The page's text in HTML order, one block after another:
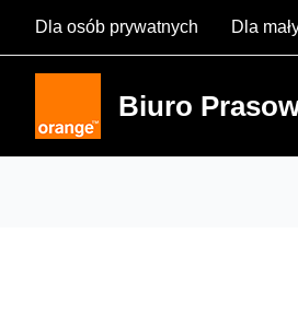
Dla osób prywatnych Dla
Biuro